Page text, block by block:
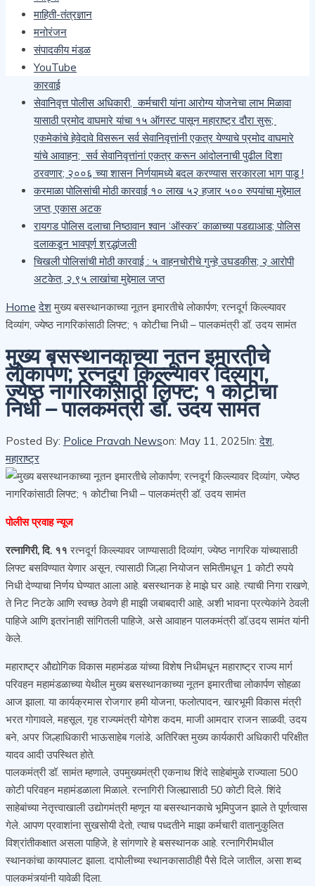
माहिती-तंत्रज्ञान
मनोरंजन
संपादकीय मंडळ
YouTube
साजरी
कारगिल भवना वरती चिखल फेक करून तोडफोड करणाऱ्या दोषींवरती
देशद्रोहाचा गुन्हा दाखल करा- मेजर किरण ढेरे
खैराच्या सोलीव लाकडाची अवैध वाहतूक करणाऱ्या चौघांवर वनविभागाची
कारवाई
सेवानिवृत्त पोलीस अधिकारी, कर्मचारी यांना आरोग्य योजनेचा लाभ मिळावा
यासाठी प्रमोद वाघमारे यांचा १५ ऑगस्ट पासून महाराष्ट्र दौरा सुरू;
एकमेकांचे हेवेदावे विसरून सर्व सेवानिवृत्तांनी एकत्र येण्याचे प्रमोद वाघमारे
यांचे आवाहन; सर्व सेवानिवृत्तांनां एकत्र करून आंदोलनाची पुढील दिशा
ठरवणार; २००६ च्या शासन निर्णयामध्ये बदल करण्यास सरकारला भाग पाडू !
करमाळा पोलिसांची मोठी कारवाई १० लाख ५२ हजार ५०० रुपयांचा मुद्देमाल
जप्त, एकास अटक
रायगड पोलिस दलाचा निष्ठावान श्वान ‘ऑस्कर’ काळाच्या पडद्याआड; पोलिस
दलाकडून भावपूर्ण श्रद्धांजली
चिखली पोलिसांची मोठी कारवाई : ५ वाहनचोरीचे गुन्हे उघडकीस; २ आरोपी
अटकेत, २.९५ लाखांचा मुद्देमाल जप्त
Home देश मुख्य बसस्थानकाच्या नूतन इमारतीचे लोकार्पण; रत्नदूर्ग किल्ल्यावर
दिव्यांग, ज्येष्ठ नागरिकांसाठी लिफ्ट; १ कोटीचा निधी – पालकमंत्री डॉ. उदय सामंत
मुख्य बसस्थानकाच्या नूतन इमारतीचे
लोकार्पण; रत्नदूर्ग किल्ल्यावर दिव्यांग,
ज्येष्ठ नागरिकांसाठी लिफ्ट; १ कोटीचा
निधी – पालकमंत्री डॉ. उदय सामंत
Posted By: Police Pravah Newson: May 11, 2025In:देश,
महाराष्ट्र
पोलीस प्रवाह न्यूज
रत्नागिरी, दि. ११ रत्नदूर्ग किल्ल्यावर जाण्यासाठी दिव्यांग, ज्येष्ठ नागरिक यांच्यासाठी
लिफ्ट बसविण्यात येणार असून, त्यासाठी जिल्हा नियोजन समितीमधून 1 कोटी रुपये
निधी देण्याचा निर्णय घेण्यात आला आहे. बसस्थानक हे माझे घर आहे. त्याची निगा राखणे,
ते निट निटके आणि स्वच्छ ठेवणे ही माझी जबाबदारी आहे, अशी भावना प्रत्येकांने ठेवली
पाहिजे आणि इतरांनाही सांगितली पाहिजे, असे आवाहन पालकमंत्री डॉ.उदय सामंत यांनी
केले.
महाराष्ट्र औद्योगिक विकास महामंडळ यांच्या विशेष निधीमधून महाराष्ट्र राज्य मार्ग
परिवहन महामंडळाच्या येथील मुख्य बसस्थानकाच्या नूतन इमारतीचा लोकार्पण सोहळा
आज झाला. या कार्यक्रमास रोजगार हमी योजना, फलोत्पादन, खारभूमी विकास मंत्री
भरत गोगावले, महसूल, गृह राज्यमंत्री योगेश कदम, माजी आमदार राजन साळवी, उदय
बने, अपर जिल्हाधिकारी भाऊसाहेब गलांडे, अतिरिक्त मुख्य कार्यकारी अधिकारी परिक्षीत
यादव आदी उपस्थित होते.
पालकमंत्री डॉ. सामंत म्हणाले, उपमुख्यमंत्री एकनाथ शिंदे साहेबांमुळे राज्याला 500
कोटी परिवहन महामंडळाला मिळाले. रत्नागिरी जिल्ह्यासाठी 50 कोटी दिले. शिंदे
साहेबांच्या नेतृत्त्वाखाली उद्योगमंत्री म्हणून या बसस्थानकाचे भूमिपुजन झाले ते पूर्णत्वास
गेले. आपण प्रवाशांना सुखसोयी देतो, त्याच पध्दतीने माझा कर्मचारी वातानुकुलित
विश्रांतीकक्षात असला पाहिजे, हे सांगणारे हे बसस्थानक आहे. रत्नागिरीमधील
स्थानकांचा कायपालट झाला. दापोलीच्या स्थानकासाठीही पैसे दिले जातील, असा शब्द
पालकमंत्र्यांनी यावेळी दिला.